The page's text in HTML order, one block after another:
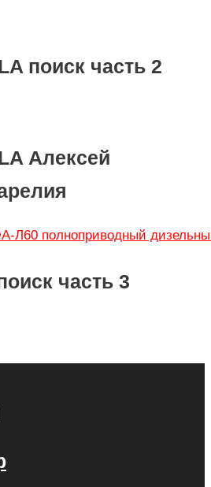
поиск часть 2
Алексей
часть 3